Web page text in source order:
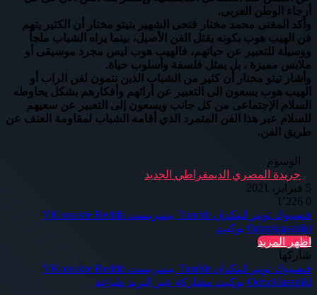
أرجاء الوطن العربى.
وأكد المغنى محمد مختار فتحى الشهير بتيتو مختار أن الكثير يتهم
فن الهيب هوب بكونه يقتل الفن الأصيل، بينما يراه الشباب ملجأ
ووسيلة للتعبير عن حياتهم، فالهيب هوب ليس مجرد موسيقى أو
ملابس مميزة ، بل يمثل فلسفة وأسلوب حياة.
وأشار تيتو مختار أن كثير من الشباب الذين نتمون لفن الراب أو
الهيب هوب يسعون الى التعبير عن أرائهم وأفكارهم بشكل يحاوطه
السلام الإجتماعى من كل جانب ويسعون إلى التعبير عن سعيهم
للسلام عبر هذا الفن المتمرد الذي أقامه الشباب لمقاومة العنف عن
طريق الفن.
الوسوم
جريدة المصري الديمقراطي الجديد
5 فبراير، 2021
0
فيسبوك تويتر لينكدإن بينتيريست
Odnoklassniki بوكيت
اظهر المزيد
شاركها
فيسبوك تويتر لينكدإن بينتيريست
Odnoklassniki بوكيت مشاركة عبر البريد طباعة